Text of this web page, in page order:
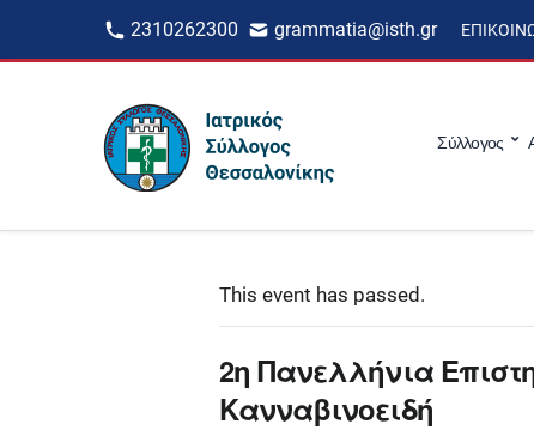
2310262300 grammatia@isth.gr
Σύλλογος
This event has passed.
2η Πανελλήνια
Κανναβινοειδή